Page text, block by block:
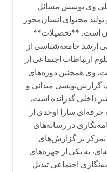
وی پوشش مسائل
محتوای انسان‌محور
است. **تحصیلات**
ارشد جامعه‌شناسی از
ارتباطات اجتماعی از
وی همچنین دوره‌های
گزارش‌نویسی میدانی و
داخلی گذرانده است.
سارا اوحدی از
در رسانه‌های
تمرکز بر گزارش‌های
به یکی از چهره‌های
اجتماعی تبدیل